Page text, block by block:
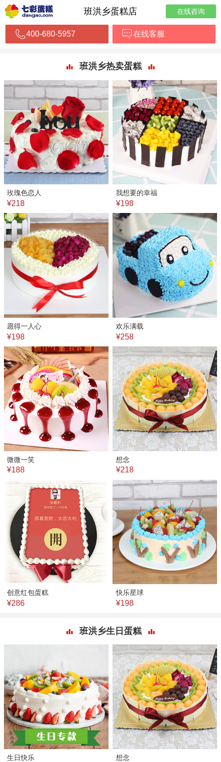
班洪乡蛋糕店 在线咨询
400-680-5957 在线客服
班洪乡热卖蛋糕
玫瑰色恋人
¥218
我想要的幸福
¥198
愿得一人心
¥198
欢乐满载
¥258
微微一笑
¥188
想念
¥218
创意红包蛋糕
¥286
快乐星球
¥198
班洪乡生日蛋糕
生日快乐 想念